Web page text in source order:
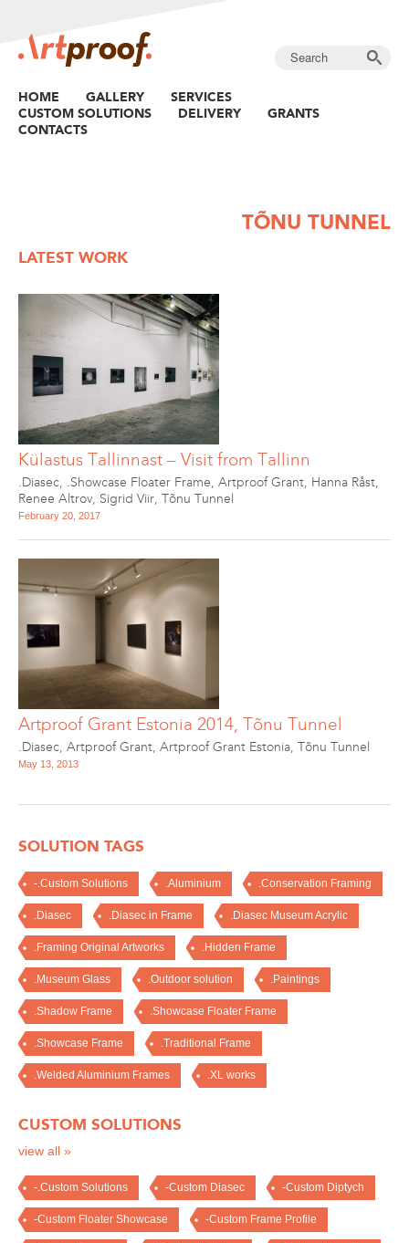
HOME GALLERY
SERVICES
CUSTOM SOLUTIONS
DELIVERY
GRANTS
CONTACTS
TÕNU TUNNEL
LATEST WORK
Külastus Tallinnast – Visit from Tallinn
.Diasec, .Showcase Floater Frame, Artproof Grant, Hanna Råst,
Renee Altrov, Sigrid Viir, Tõnu Tunnel
February 20, 2017
Artproof Grant Estonia 2014, Tõnu Tunnel
.Diasec, Artproof Grant, Artproof Grant Estonia, Tõnu Tunnel
May 13, 2013
SOLUTION TAGS
-.Custom Solutions .Aluminium .Conservation Framing
.Diasec .Diasec in Frame .Diasec Museum Acrylic
.Framing Original Artworks .Hidden Frame
.Museum Glass .Outdoor solution .Paintings
.Shadow Frame .Showcase Floater Frame
.Showcase Frame .Traditional Frame
.Welded Aluminium Frames .XL works
CUSTOM SOLUTIONS
view all »
-.Custom Solutions -Custom Diasec -Custom Diptych
-Custom Floater Showcase -Custom Frame Profile